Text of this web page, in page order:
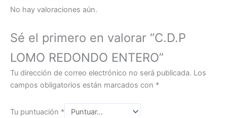
No hay valoraciones aún.
Sé el primero en valorar “C.D.P
LOMO REDONDO ENTERO”
Tu dirección de correo electrónico no será publicada. Los
campos obligatorios están marcados con *
Tu puntuación *